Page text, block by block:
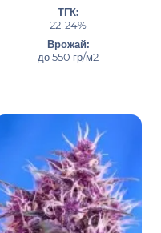
ТГК:
22-24%
Врожай:
до 550 гр/м2